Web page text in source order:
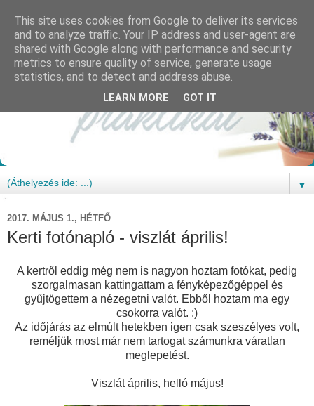
▼
2017. MÁJUS 1., HÉTFŐ
Kerti fotónapló - viszlát április!
A kertről eddig még nem is nagyon hoztam fotókat, pedig
szorgalmasan kattingattam a fényképezőgéppel és
gyűjtögettem a nézegetni valót. Ebből hoztam ma egy
csokorra valót. :)
Az időjárás az elmúlt hetekben igen csak szeszélyes volt,
reméljük most már nem tartogat számunkra váratlan
meglepetést.
Viszlát április, helló május!
This site uses cookies from Google to deliver its services
and to analyze traffic. Your IP address and user-agent are
shared with Google along with performance and security
metrics to ensure quality of service, generate usage
statistics, and to detect and address abuse.
LEARN MORE GOT IT